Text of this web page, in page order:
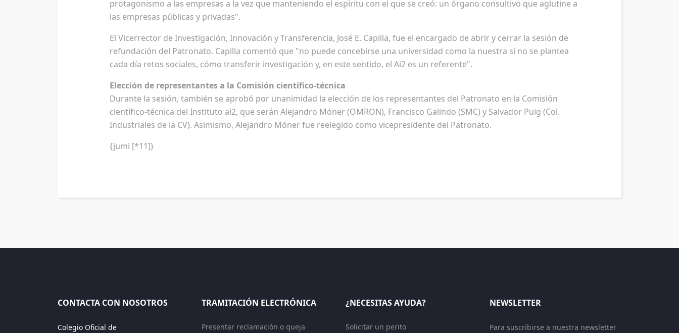
protagonismo a las empresas a la vez que manteniendo el espíritu con el que se creó: un órgano consultivo que aglutine a
las empresas públicas y privadas".
El Vicerrector de Investigación, Innovación y Transferencia, José E. Capilla, fue el encargado de abrir y cerrar la sesión de
refundación del Patronato. Capilla comentó que "no puede concebirse una universidad como la nuestra si no se plantea
cada día retos sociales, cómo transferir investigación y, en este sentido, el Ai2 es un referente".
Elección de representantes a la Comisión científico-técnica
Durante la sesión, también se aprobó por unanimidad la elección de los representantes del Patronato en la Comisión
científico-técnica del Instituto ai2, que serán Alejandro Móner (OMRON), Francisco Galindo (SMC) y Salvador Puig (Col.
Industriales de la CV). Asimismo, Alejandro Móner fue reelegido como vicepresidente del Patronato.
{jumi [*11]}
CONTACTA CON NOSOTROS
Colegio Oficial de
TRAMITACIÓN ELECTRÓNICA
Presentar reclamación o queja
¿NECESITAS AYUDA?
Solicitar un perito
NEWSLETTER
Para suscribirse a nuestra newsletter